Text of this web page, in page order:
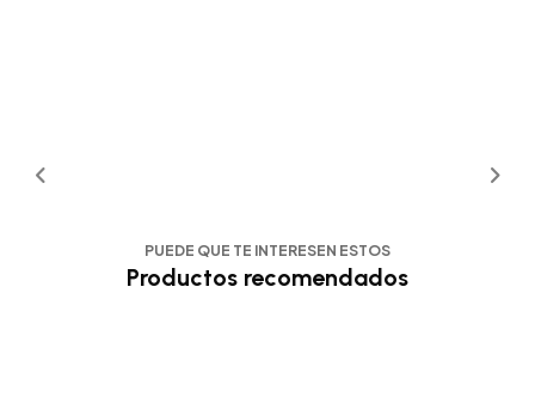
PUEDE QUE TE INTERESEN ESTOS
Productos recomendados